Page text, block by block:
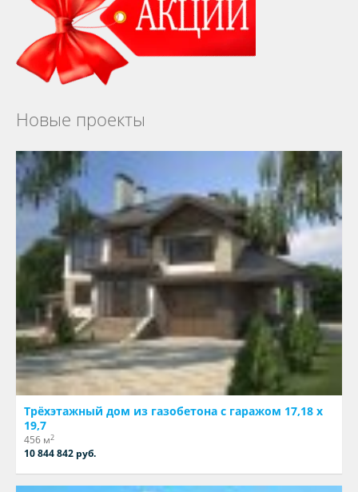
Новые проекты
Трёхэтажный дом из газобетона с гаражом 17,18 х
19,7
456 м2
10 844 842 руб.